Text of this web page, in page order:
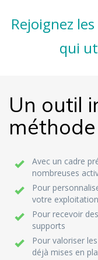
Rejoignez les
qui
Un outil
Avec un cadre
nombreuses
Pour
votre
Pour recevoir
supports
Pour valoriser
déjà mises en